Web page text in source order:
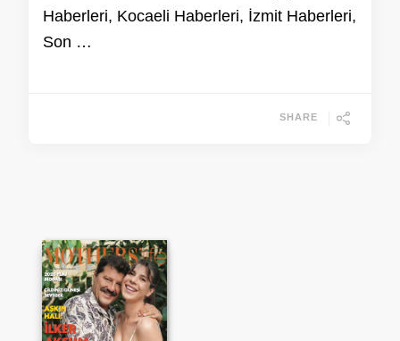
Haberleri, Kocaeli Haberleri, İzmit Haberleri,
Son …
SHARE